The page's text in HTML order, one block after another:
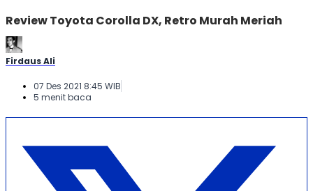
Review Toyota Corolla DX, Retro Murah Meriah
Firdaus Ali
07 Des 2021 8:45 WIB
5 menit baca